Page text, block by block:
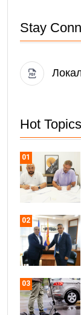
Stay
Hot Topics
01
02
03